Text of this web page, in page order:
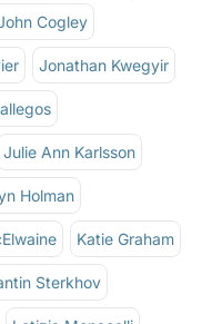
Cogley
Jonathan Kwegyir
Julie Ann Karlsson
Holman
Katie Graham
Sterkhov